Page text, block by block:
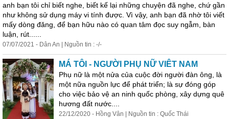
anh bạn tôi chỉ biết nghe, biết kế lại những chuyện đã nghe, chứ gần
như không sử dụng máy vi tính được. Vì vậy, anh bạn đã nhờ tôi viết
mấy dòng đăng, để bạn hữu nào có quan tâm đọc suy ngẫm, bàn
luận, rút......
07/07/2021 - Dân An | Nguồn tin : -/-
MÁ TÔI - NGƯỜI PHỤ NỮ VIÊT NAM
Phụ nữ là một nửa của cuộc đời người đàn ông, là
một nữa nguồn lực để phát triển; là sự đóng góp
cho việc bảo vệ an ninh quốc phòng, xây dựng quê
hương đất nước....
22/12/2020 - Hồng Vân | Nguồn tin : Quốc Thái